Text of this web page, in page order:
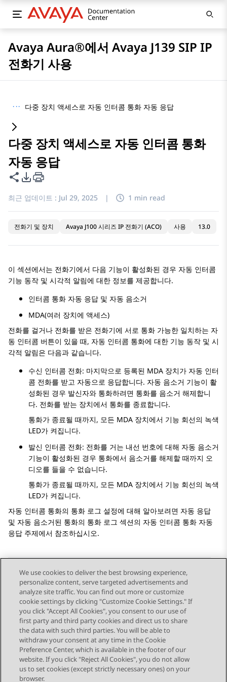
Avaya Aura®에서 Avaya J139 SIP IP
전화기 사용
··· 다중 장치 액세스로 자동 인터콤 통화 자동 응답
다중 장치 액세스로 자동 인터콤 통화
자동 응답
이 페이지 공유
PDF 내보내기 옵션
최근 업데이트 : Jul 29, 2025 | 1 min read
전화기 및 장치 Avaya J100 시리즈 IP 전화기 (ACO) 사용 13.0
이 섹션에서는 전화기에서 다음 기능이 활성화된 경우 자동 인터콤
기능 동작 및 시각적 알림에 대한 정보를 제공합니다.
인터콤 통화 자동 응답 및 자동 음소거
MDA(여러 장치에 액세스)
전화를 걸거나 전화를 받은 전화기에 서로 통화 가능한 일치하는 자
동 인터콤 버튼이 있을 때, 자동 인터콤 통화에 대한 기능 동작 및 시
각적 알림은 다음과 같습니다.
수신 인터콤 전화: 마지막으로 등록된 MDA 장치가 자동 인터
콤 전화를 받고 자동으로 응답합니다. 자동 음소거 기능이 활
성화된 경우 발신자와 통화하려면 통화를 음소거 해제합니
다. 전화를 받는 장치에서 통화를 종료합니다.
통화가 종료될 때까지, 모든 MDA 장치에서 기능 회선의 녹색
LED가 켜집니다.
발신 인터콤 전화: 전화를 거는 내선 번호에 대해 자동 음소거
기능이 활성화된 경우 통화에서 음소거를 해제할 때까지 오
디오를 들을 수 없습니다.
통화가 종료될 때까지, 모든 MDA 장치에서 기능 회선의 녹색
LED가 켜집니다.
자동 인터콤 통화의 통화 로그 설정에 대해 알아보려면 자동 응답
및 자동 음소거된 통화의 통화 로그 섹션의 자동 인터콤 통화 자동
응답 주제에서 참조하십시오.
Send Feedback
Topic navigation
이전 항목
STAY CONNECTED
We use cookies to deliver the best browsing experience,
personalize content, serve targeted advertisements and
analyze site traffic. You can find out more or customize
cookie settings by clicking "Customize Cookie Settings." If
you click "Accept All Cookies", you consent to our use of
first party and third party cookies and direct us to share
the data with such third parties. You will be able to
withdraw your consent at any time in the Cookie
Preference Center, which is available in the footer of our
website. If you click "Reject All Cookies", you do not allow
us to set cookies (except strictly necessary ones) on your
browser.